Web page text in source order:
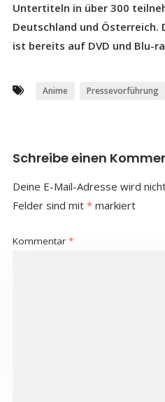
Untertiteln in über 300
Deutschland und Österreich.
ist bereits auf DVD und Blu-
Anime Pressevorführung
Schreibe einen
Deine E-Mail-Adresse wird
Felder sind mit *markiert
Kommentar *